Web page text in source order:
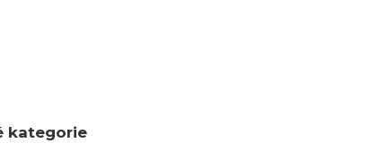
kategorie